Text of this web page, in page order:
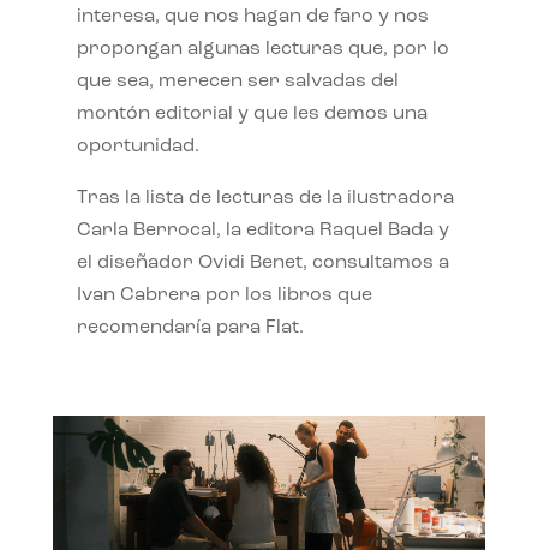
interesa, que nos hagan de faro y nos
propongan algunas lecturas que, por lo
que sea, merecen ser salvadas del
montón editorial y que les demos una
oportunidad.
Tras la lista de lecturas de la ilustradora
Carla Berrocal, la editora Raquel Bada y
el diseñador Ovidi Benet, consultamos a
Ivan Cabrera por los libros que
recomendaría para Flat.